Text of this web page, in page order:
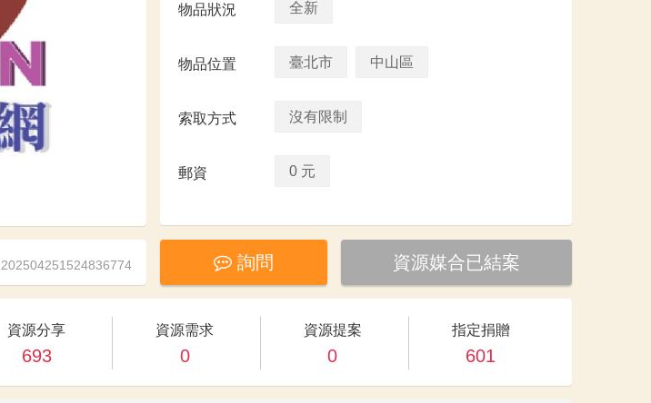
物品狀況 全新
物品位置 臺北市 中山區
索取方式 沒有限制
郵資 0 元
202504251524836774 詢問 資源媒合已結案
資源分享
693
資源需求
0
資源提案
0
指定捐贈
601